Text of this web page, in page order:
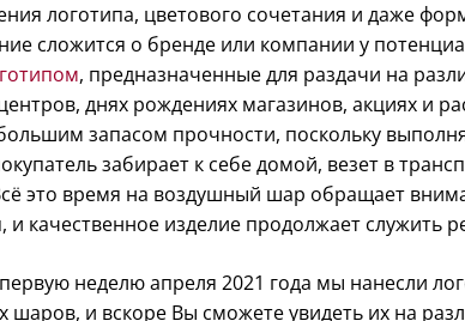
логотипа, цветового сочетания и даже
сложится о бренде или компании у
, предназначенные для раздачи на
днях рождениях магазинов, акциях и
запасом прочности, поскольку
забирает к себе домой, везет в
это время на воздушный шар обращает
и качественное изделие продолжает служить
неделю апреля 2021 года мы нанесли
шаров, и вскоре Вы сможете увидеть их на